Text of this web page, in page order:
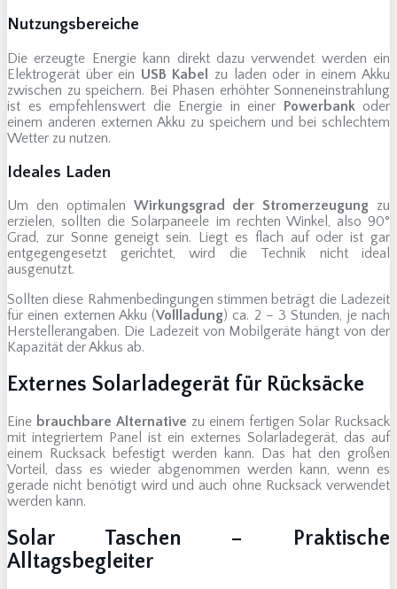
Nutzungsbereiche
Die erzeugte Energie kann direkt dazu verwendet werden ein
Elektrogerät über ein USB Kabel
zu laden oder in einem Akku
zwischen zu speichern. Bei Phasen erhöhter Sonneneinstrahlung
ist es empfehlenswert die Energie in einer Powerbankoder
einem anderen externen Akku zu speichern und bei schlechtem
Wetter zu nutzen.
Ideales Laden
Um den optimalen Wirkungsgrad der Stromerzeugung zu
erzielen, sollten die Solarpaneele im rechten Winkel, also 90°
Grad, zur Sonne geneigt sein. Liegt es flach auf oder ist gar
entgegengesetzt gerichtet, wird die Technik nicht ideal
ausgenutzt.
Sollten diese Rahmenbedingungen stimmen beträgt die Ladezeit
für einen externen Akku (Vollladung) ca. 2 – 3 Stunden, je nach
Herstellerangaben. Die Ladezeit von Mobilgeräte hängt von der
Kapazität der Akkus ab.
Externes Solarladegerät für Rücksäcke
Eine brauchbare Alternative zu einem fertigen Solar Rucksack
mit integriertem Panel ist ein externes Solarladegerät, das auf
einem Rucksack befestigt werden kann. Das hat den großen
Vorteil, dass es wieder abgenommen werden kann, wenn es
gerade nicht benötigt wird und auch ohne Rucksack verwendet
werden kann.
Solar Taschen – Praktische
Alltagsbegleiter